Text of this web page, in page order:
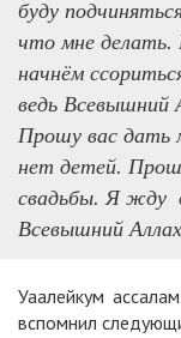
буду
что мне
начнём
ведь
Прошу вас дать
нет детей.
свадьбы. Я жду
Всевышний
Уаалейкум
вспомнил